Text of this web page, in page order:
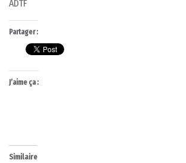
ADTF
Partager :
J’aime ça :
Similaire